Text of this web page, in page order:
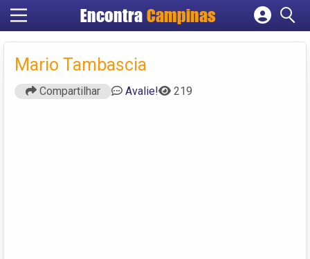
Encontra Campinas
Cadastrar empresa
Criar conta
Mario Tambascia
Compartilhar Avalie! 219